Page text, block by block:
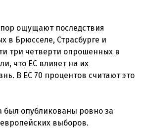
ощущают последствия
в Брюсселе, Страсбурге и
три четверти опрошенных в
что ЕС влияет на их
В ЕС 70 процентов считают это
был опубликованы ровно за
выборов.